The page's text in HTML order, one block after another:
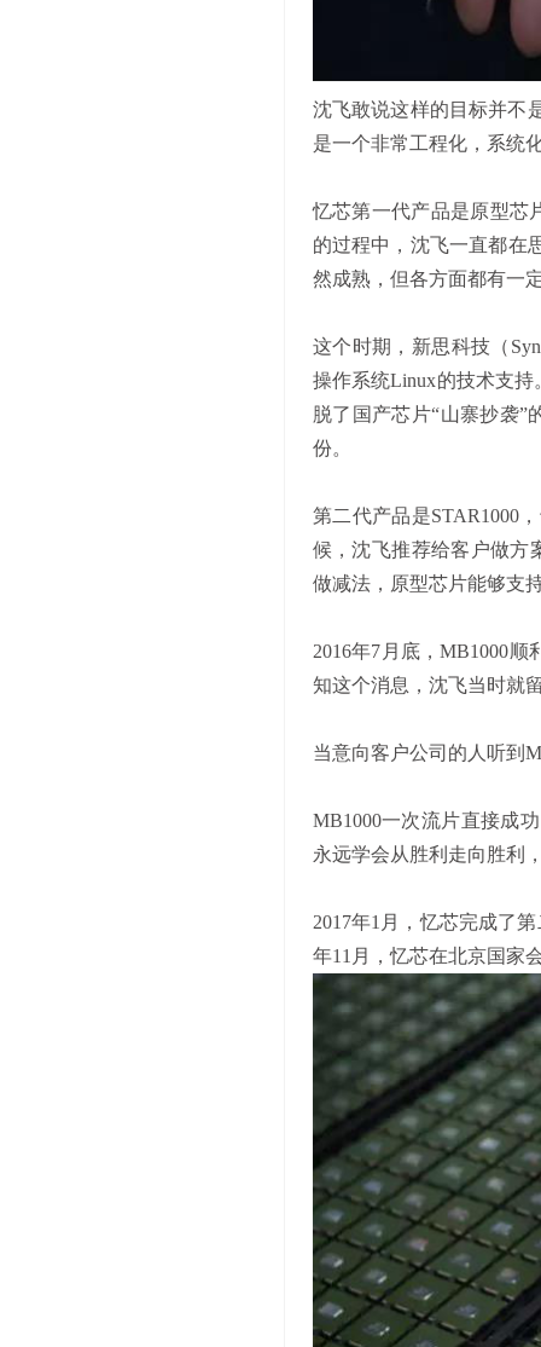
沈飞敢说这样的目标并不
是一个非常工程化，系统
忆芯第一代产品是原型芯
的过程中，沈飞一直都在
然成熟，但各方面都有一
这个时期，新思科技（
操作系统Linux的技术支
脱了国产芯片“山寨抄袭”
份。
第二代产品是STAR1000
候，沈飞推荐给客户做方
做减法，原型芯片能够支
2016年7月底，MB1000
知这个消息，沈飞当时就
当意向客户公司的人听到
MB1000一次流片直接成
永远学会从胜利走向胜利
2017年1月，忆芯完成了
年11月，忆芯在北京国家